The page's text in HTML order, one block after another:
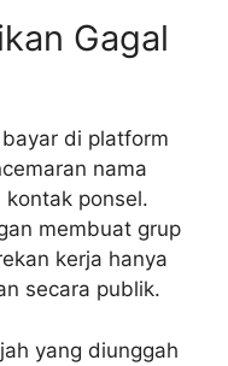
Gagal
di platform
nama
ponsel.
membuat grup
kerja hanya
secara publik.
yang diunggah